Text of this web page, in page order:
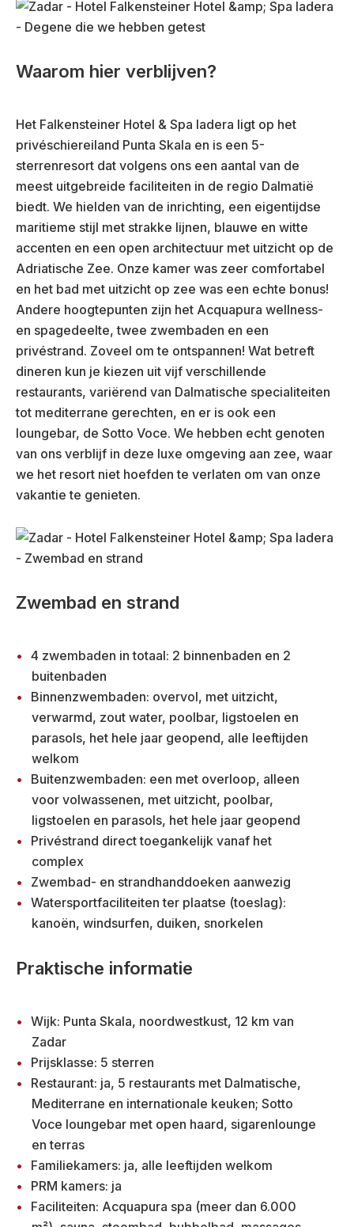
Waarom hier verblijven?
Het Falkensteiner Hotel & Spa Iadera ligt op het
privéschiereiland Punta Skala en is een 5-
sterrenresort dat volgens ons een aantal van de
meest uitgebreide faciliteiten in de regio Dalmatië
biedt. We hielden van de inrichting, een eigentijdse
maritieme stijl met strakke lijnen, blauwe en witte
accenten en een open architectuur met uitzicht op de
Adriatische Zee. Onze kamer was zeer comfortabel
en het bad met uitzicht op zee was een echte bonus!
Andere hoogtepunten zijn het Acquapura wellness-
en spagedeelte, twee zwembaden en een
privéstrand. Zoveel om te ontspannen! Wat betreft
dineren kun je kiezen uit vijf verschillende
restaurants, variërend van Dalmatische specialiteiten
tot mediterrane gerechten, en er is ook een
loungebar, de Sotto Voce. We hebben echt genoten
van ons verblijf in deze luxe omgeving aan zee, waar
we het resort niet hoefden te verlaten om van onze
vakantie te genieten.
Zwembad en strand
4 zwembaden in totaal: 2 binnenbaden en 2
buitenbaden
Binnenzwembaden: overvol, met uitzicht,
verwarmd, zout water, poolbar, ligstoelen en
parasols, het hele jaar geopend, alle leeftijden
welkom
Buitenzwembaden: een met overloop, alleen
voor volwassenen, met uitzicht, poolbar,
ligstoelen en parasols, het hele jaar geopend
Privéstrand direct toegankelijk vanaf het
complex
Zwembad- en strandhanddoeken aanwezig
Watersportfaciliteiten ter plaatse (toeslag):
kanoën, windsurfen, duiken, snorkelen
Praktische informatie
Wijk: Punta Skala, noordwestkust, 12 km van
Zadar
Prijsklasse: 5 sterren
Restaurant: ja, 5 restaurants met Dalmatische,
Mediterrane en internationale keuken; Sotto
Voce loungebar met open haard, sigarenlounge
en terras
Familiekamers: ja, alle leeftijden welkom
PRM kamers: ja
Faciliteiten: Acquapura spa (meer dan 6.000